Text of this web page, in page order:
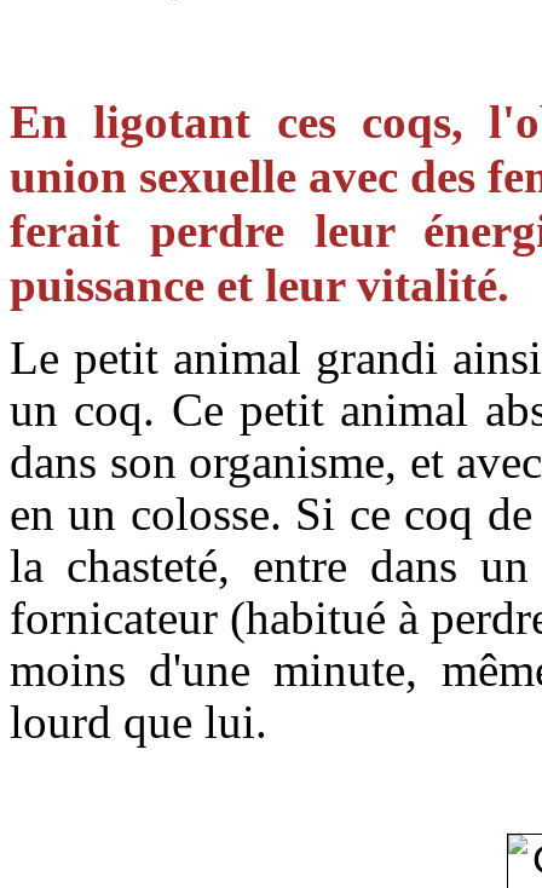
En ligotant ces coqs,
union sexuelle avec des
ferait perdre leur
puissance et leur vitalité.
Le petit animal grandi
un coq. Ce petit animal
dans son organisme, et
en un colosse. Si ce coq
la chasteté, entre dans
fornicateur (habitué à
moins d'une minute,
lourd que lui.